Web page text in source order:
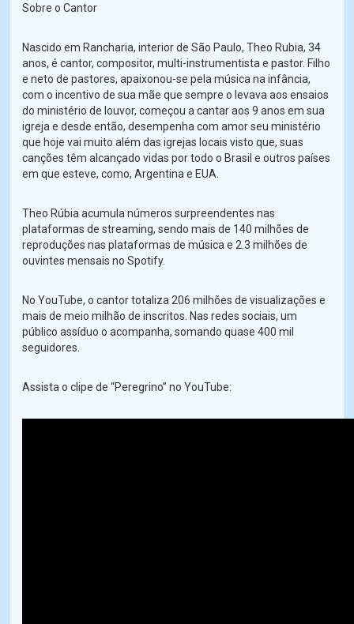
Sobre o Cantor
Nascido em Rancharia, interior de São Paulo, Theo Rubia, 34
anos, é cantor, compositor, multi-instrumentista e pastor. Filho
e neto de pastores, apaixonou-se pela música na infância,
com o incentivo de sua mãe que sempre o levava aos ensaios
do ministério de louvor, começou a cantar aos 9 anos em sua
igreja e desde então, desempenha com amor seu ministério
que hoje vai muito além das igrejas locais visto que, suas
canções têm alcançado vidas por todo o Brasil e outros países
em que esteve, como, Argentina e EUA.
Theo Rúbia acumula números surpreendentes nas
plataformas de streaming, sendo mais de 140 milhões de
reproduções nas plataformas de música e 2.3 milhões de
ouvintes mensais no Spotify.
No YouTube, o cantor totaliza 206 milhões de visualizações e
mais de meio milhão de inscritos. Nas redes sociais, um
público assíduo o acompanha, somando quase 400 mil
seguidores.
Assista o clipe de “Peregrino” no YouTube: